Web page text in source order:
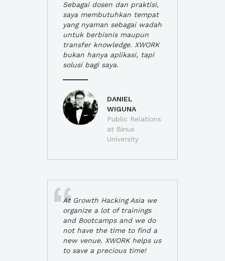
Sebagai dosen dan praktisi,
saya membutuhkan tempat
yang nyaman sebagai wadah
untuk berbisnis maupun
transfer knowledge. XWORK
bukan hanya aplikasi, tapi
solusi bagi saya.
DANIEL
WIGUNA
Public Relations
at Binus
University
At Growth Hacking Asia we
organize a lot of trainings
and Bootcamps and we do
not have the time to find a
new venue. XWORK helps us
to save a precious time!